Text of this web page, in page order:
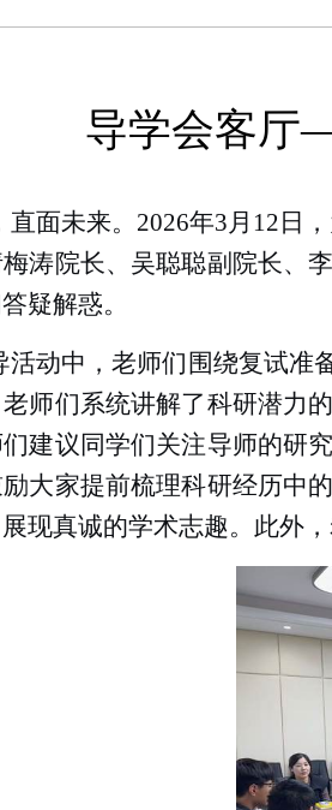
导学会客厅
直面未来。2026年3月12日
涛院长、吴聪聪副院长、
疑解惑。
活动中，老师们围绕复试准
师们系统讲解了科研潜力
建议同学们关注导师的研
大家提前梳理科研经历中
现真诚的学术志趣。此外